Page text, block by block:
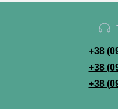
+38
+38
+38